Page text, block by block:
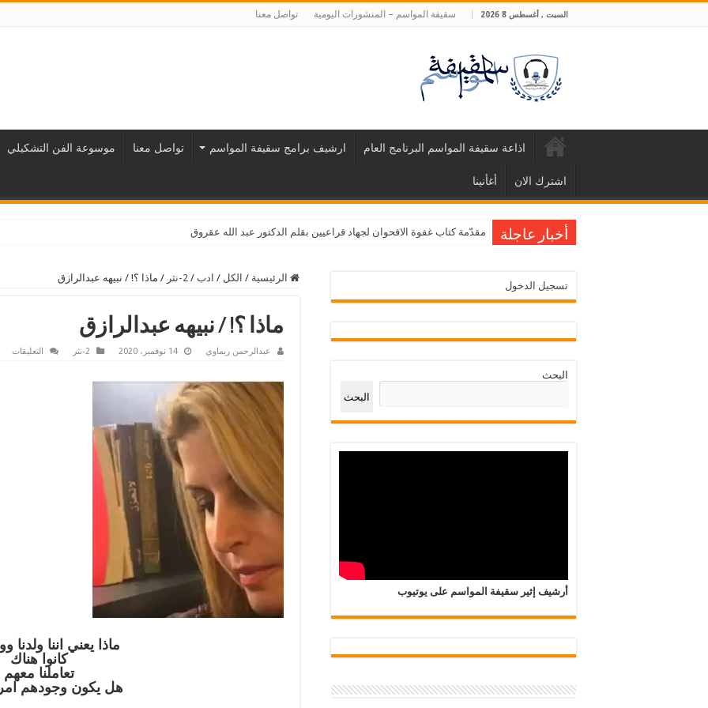
السبت , أغسطس 8 2026 سقيفة المواسم – المنشورات اليومية تواصل معنا
اذاعة سقيفة المواسم البرنامج العام ارشيف برامج سقيفة المواسم تواصل معنا موسوعة الفن التشكيلي
اشترك الان أغأنينا
أخبار عاجلة مقدّمة كتاب غفوة الاقحوان لجهاد قراعيين بقلم الدكتور عبد الله عقروق
الرئيسية / الكل / ادب / 2-نثر / ماذا ؟! / نبيهه عبدالرازق
ماذا ؟! / نبيهه عبدالرازق
عبدالرحمن ريماوي 14 نوفمبر، 2020 2-نثر التعليقات
ماذا يعني اننا ولدنا
كانوا هناك
تعاملنا معهم
هل يكون وجودهم
تسجيل الدخول
البحث
البحث
أرشيف إثير سقيفة المواسم على يوتيوب